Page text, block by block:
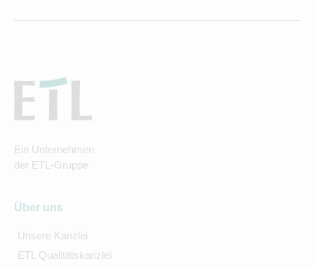
Ein Unternehmen
der ETL-Gruppe
Über uns
Unsere Kanzlei
ETL Qualitätskanzlei